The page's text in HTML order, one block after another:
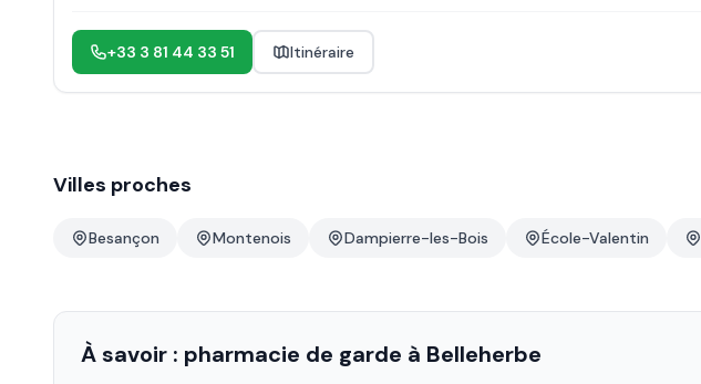
+33 3 81 44 33 51 Itinéraire
Villes proches
Besançon Montenois Dampierre-les-Bois École-Valentin
À savoir : pharmacie de garde à Belleherbe